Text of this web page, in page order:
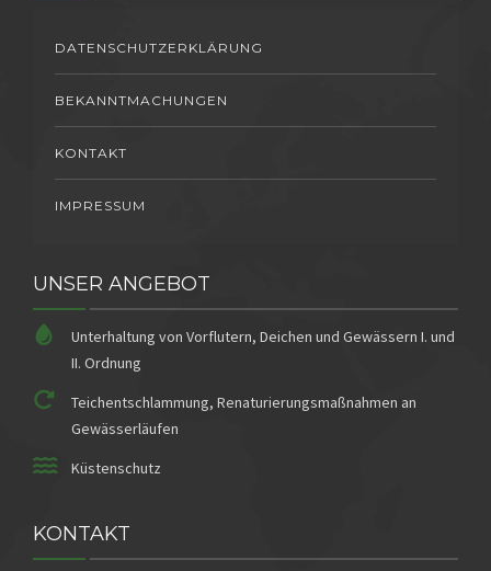
DATENSCHUTZERKLÄRUNG
BEKANNTMACHUNGEN
KONTAKT
IMPRESSUM
UNSER ANGEBOT
Unterhaltung von Vorflutern, Deichen und Gewässern I. und
II. Ordnung
Teichentschlammung, Renaturierungsmaßnahmen an
Gewässerläufen
Küstenschutz
KONTAKT